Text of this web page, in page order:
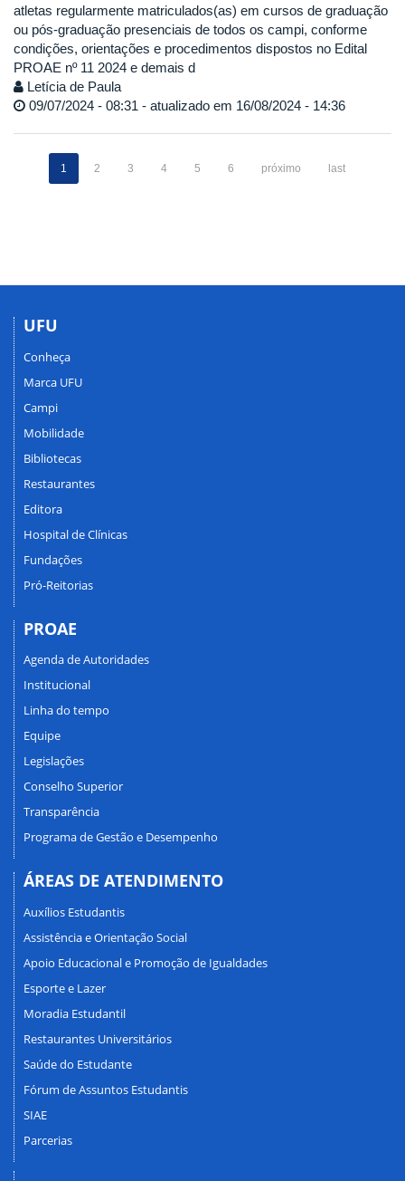
atletas regularmente matriculados(as) em cursos de graduação
ou pós-graduação presenciais de todos os campi, conforme
condições, orientações e procedimentos dispostos no Edital
PROAE nº 11 2024 e demais d
Letícia de Paula
09/07/2024 - 08:31 - atualizado em 16/08/2024 - 14:36
1 2 3 4 5 6 próximo last
UFU
Conheça
Marca UFU
Campi
Mobilidade
Bibliotecas
Restaurantes
Editora
Hospital de Clínicas
Fundações
Pró-Reitorias
PROAE
Agenda de Autoridades
Institucional
Linha do tempo
Equipe
Legislações
Conselho Superior
Transparência
Programa de Gestão e Desempenho
ÁREAS DE ATENDIMENTO
Auxílios Estudantis
Assistência e Orientação Social
Apoio Educacional e Promoção de Igualdades
Esporte e Lazer
Moradia Estudantil
Restaurantes Universitários
Saúde do Estudante
Fórum de Assuntos Estudantis
SIAE
Parcerias